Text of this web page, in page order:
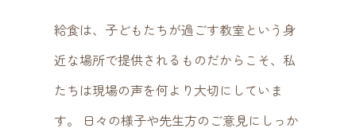
給食は、子どもたちが過ごす教室という身
近な場所で提供されるものだからこそ、私
たちは現場の声を何より大切にしていま
す。 日々の様子や先生方のご意見にしっか